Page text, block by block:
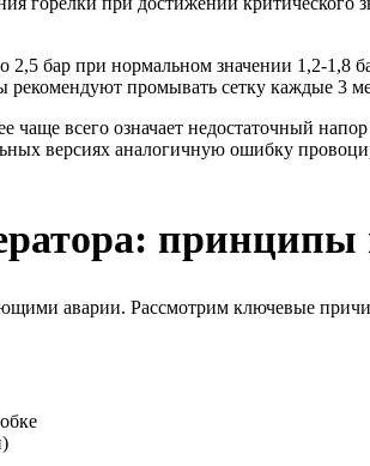
бар при нормальном значении 1,2-1,8
промывать сетку каждые 3
всего означает недостаточный
версиях аналогичную ошибку
аварии. Рассмотрим ключевые